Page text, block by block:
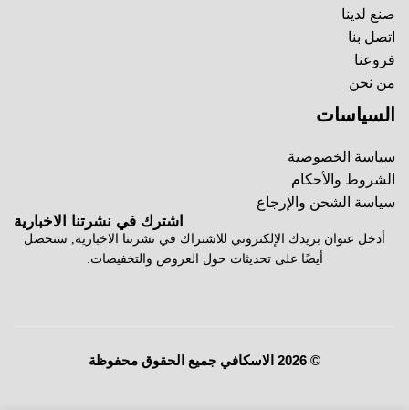
صنع لدينا
اتصل بنا
فروعنا
من نحن
السياسات
سياسة الخصوصية
الشروط والأحكام
سياسة الشحن والإرجاع
اشترك في نشرتنا الاخبارية
أدخل عنوان بريدك الإلكتروني للاشتراك في نشرتنا الاخبارية, ستحصل
أيضًا على تحديثات حول العروض والتخفيضات.
© 2026 الاسكافي جميع الحقوق محفوظة